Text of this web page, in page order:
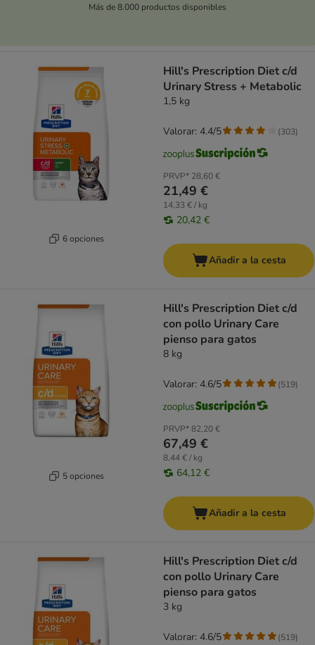
Más de 8.000 productos disponibles
6 opciones
Hill's Prescription Diet c/d
Urinary Stress + Metabolic
1,5 kg
PRVP* 28,60 €
21,49 €
14,33 € / kg
20,42 €
Valorar: 4.4/5 (303)
Añadir a la cesta
5 opciones
Hill's Prescription Diet c/d
con pollo Urinary Care
pienso para gatos
8 kg
PRVP*82,20 €
67,49 €
8,44 € / kg
64,12 €
Valorar: 4.6/5 (519)
Añadir a la cesta
Hill's Prescription Diet c/d
con pollo Urinary Care
pienso para gatos
3 kg
Valorar: 4.6/5 (519)